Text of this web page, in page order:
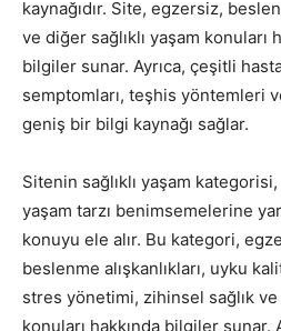
kaynağıdır. Site, egzersiz,
ve diğer sağlıklı yaşam konuları
bilgiler sunar. Ayrıca, çeşitli
semptomları, teşhis yöntemleri
geniş bir bilgi kaynağı sağlar.
Sitenin sağlıklı yaşam
yaşam tarzı benimsemelerine
konuyu ele alır. Bu kategori,
beslenme alışkanlıkları, uyku
stres yönetimi, zihinsel sağlık ve
konuları hakkında bilgiler sunar.